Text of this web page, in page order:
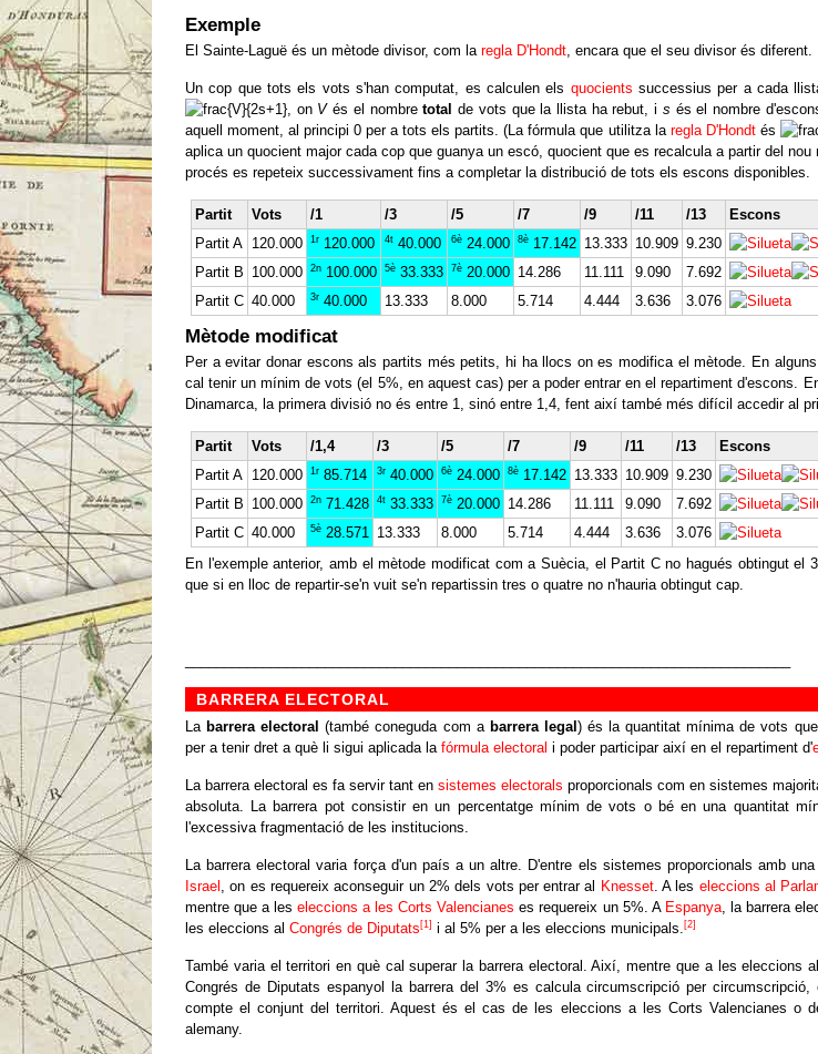
Exemple
El Sainte-Laguë és un mètode divisor, com la regla D'Hondt, encara que el seu divisor és diferent.
Un cop que tots els vots s'han computat, es calculen els quocients successius per a cada
, on Vés el nombretotal de vots que la llista ha rebut, i s és el nombre
aquell moment, al principi 0 per a tots els partits. (La fórmula que utilitza la regla D'Hondtés
aplica un quocient major cada cop que guanya un escó, quocient que es recalcula a partir del nou
procés es repeteix successivament fins a completar la distribució de tots els escons disponibles.
Partit Vots /1 /3 /5 /7 /9 /11 /13
Escons
Partit A 120.000 1r 120.000 4t 40.000 6è 24.000 8è 17.142 13.333 10.909 9.230
Partit B 100.000 2n 100.000 5è 33.333 7è 20.000 14.286 11.111 9.090
7.692
Partit C 40.000 3r 40.000 13.333 8.000 5.714 4.444 3.636 3.076
Mètode modificat
Per a evitar donar escons als partits més petits, hi ha llocs on es modifica el mètode. En
cal tenir un mínim de vots (el 5%, en aquest cas) per a poder entrar en el repartiment d'escons.
Dinamarca, la primera divisió no és entre 1, sinó entre 1,4, fent així també més difícil accedir al
Partit Vots /1,4 /3 /5 /7 /9 /11 /13
Escons
Partit A 120.000 1r 85.714 3r 40.000 6è 24.000 8è 17.142 13.333 10.909 9.230
Partit B 100.000 2n 71.428 4t 33.333 7è 20.000 14.286 11.111 9.090
7.692
Partit C 40.000 5è 28.571 13.333 8.000 5.714 4.444 3.636
3.076
En l'exemple anterior, amb el mètode modificat com a Suècia, el Partit C no hagués obtingut el
que si en lloc de repartir-se'n vuit se'n repartissin tres o quatre no n'hauria obtingut cap.
BARRERA ELECTORAL
La barrera electoral (també coneguda com a barrera legal ) és la quantitat mínima de vots
per a tenir dret a què li sigui aplicada la fórmula electoral i poder participar així en el repartiment d'
La barrera electoral es fa servir tant en sistemes electorals proporcionals com en sistemes
absoluta. La barrera pot consistir en un percentatge mínim de vots o bé en una quantitat
l'excessiva fragmentació de les institucions.
La barrera electoral varia força d'un país a un altre. D'entre els sistemes proporcionals amb
Israel , on es requereix aconseguir un 2% dels vots per entrar al Knesset. A les eleccions al
mentre que a leseleccions a les Corts Valencianes es requereix un 5%. A Espanya, la barrera
les eleccions al Congrés de Diputats [1] i al 5% per a les eleccions municipals. [2]
També varia el territori en què cal superar la barrera electoral. Així, mentre que a les eleccions
Congrés de Diputats espanyol la barrera del 3% es calcula circumscripció per
compte el conjunt del territori. Aquest és el cas de les eleccions a les Corts Valencianes o
alemany.